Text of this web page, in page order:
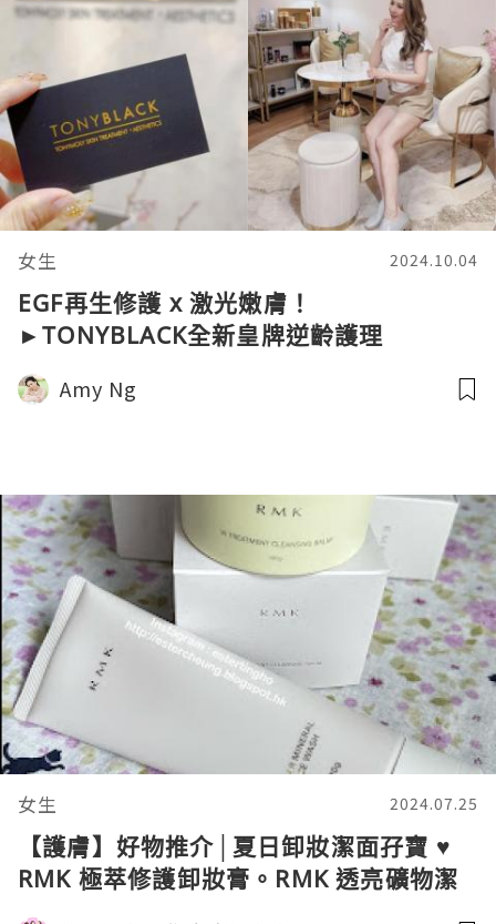
女生 2024.10.04
EGF再生修護 x 激光嫩膚！
►TONYBLACK全新皇牌逆齡護理
Amy Ng
女生 2024.07.25
【護膚】好物推介│夏日卸妝潔面孖寶 ♥
RMK 極萃修護卸妝膏。RMK 透亮礦物潔
面霜